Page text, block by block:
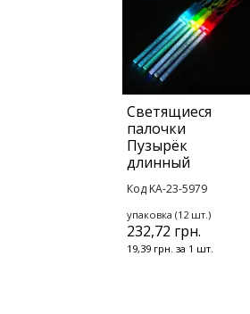
Светящиеся
палочки
Пузырёк
длинный
Код KA-23-5979
упаковка (12 шт.)
232,72 грн.
19,39 грн. за 1 шт.